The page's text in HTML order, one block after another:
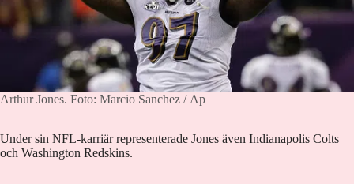
Arthur Jones. Foto: Marcio Sanchez / Ap
Under sin NFL-karriär representerade Jones även Indianapolis Colts
och Washington Redskins.